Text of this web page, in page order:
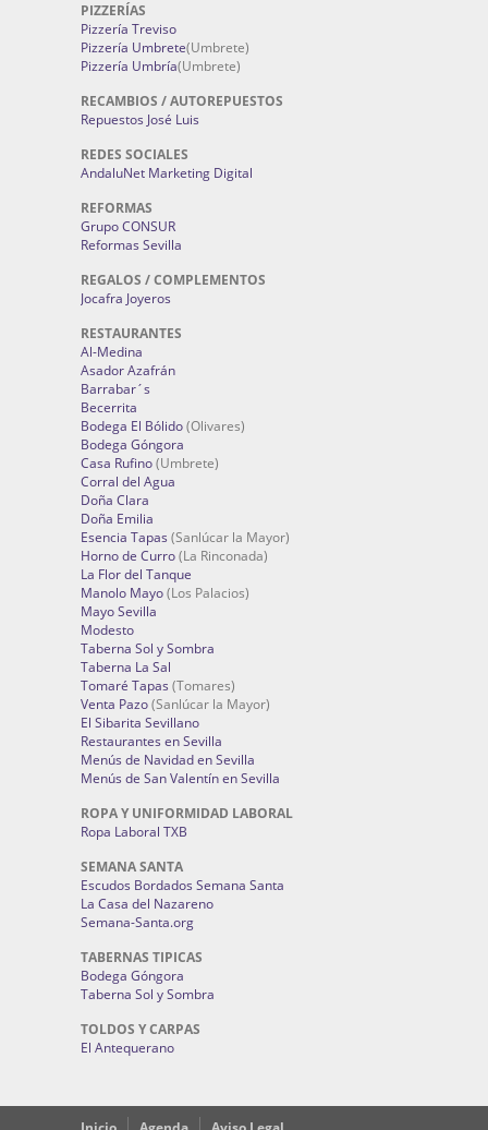
PIZZERÍAS
Pizzería Treviso
Pizzería Umbrete(Umbrete)
Pizzería Umbría(Umbrete)
RECAMBIOS / AUTOREPUESTOS
Repuestos José Luis
REDES SOCIALES
AndaluNet Marketing Digital
REFORMAS
Grupo CONSUR
Reformas Sevilla
REGALOS / COMPLEMENTOS
Jocafra Joyeros
RESTAURANTES
Al-Medina
Asador Azafrán
Barrabar´s
Becerrita
Bodega El Bólido(Olivares)
Bodega Góngora
Casa Rufino(Umbrete)
Corral del Agua
Doña Clara
Doña Emilia
Esencia Tapas (Sanlúcar la Mayor)
Horno de Curro(La Rinconada)
La Flor del Tanque
Manolo Mayo(Los Palacios)
Mayo Sevilla
Modesto
Taberna Sol y Sombra
Taberna La Sal
Tomaré Tapas (Tomares)
Venta Pazo(Sanlúcar la Mayor)
El Sibarita Sevillano
Restaurantes en Sevilla
Menús de Navidad en Sevilla
Menús de San Valentín en Sevilla
ROPA Y UNIFORMIDAD LABORAL
Ropa Laboral TXB
SEMANA SANTA
Escudos Bordados Semana Santa
La Casa del Nazareno
Semana-Santa.org
TABERNAS TIPICAS
Bodega Góngora
Taberna Sol y Sombra
TOLDOS Y CARPAS
El Antequerano